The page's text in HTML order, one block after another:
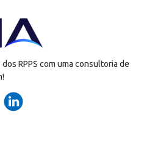
RPPS com uma consultoria de